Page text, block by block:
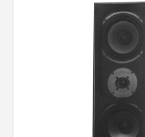
POPULAIRE MERKEN